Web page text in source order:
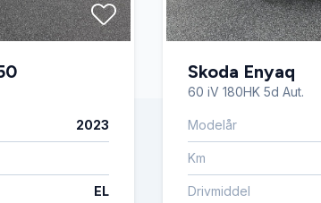
2023
EL
Skoda Enyaq
60 iV 180HK 5d Aut.
Modelår
Km
Drivmiddel